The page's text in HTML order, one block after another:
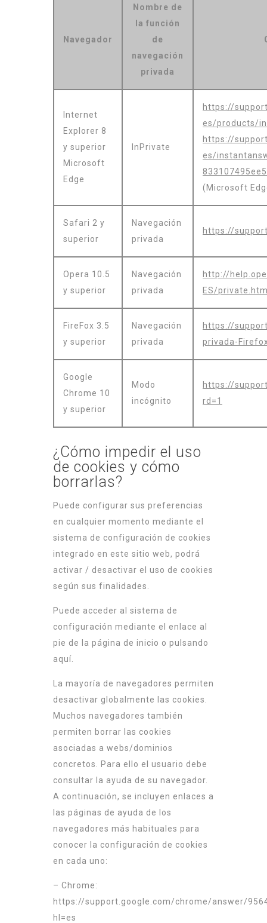
Navegador
Nombre de
la función
de
navegación
privada
Internet
Explorer 8
y superior
Microsoft
Edge
InPrivate
https://
es/products/
https://
es/
(Microsoft
Safari 2 y
superior
Navegación
privada
https://
Opera 10.5
y superior
Navegación
privada
http://
ES/
FireFox 3.5
y superior
Navegación
privada
https://
privada-
Google
Chrome 10
y superior
Modo
incógnito
https://
rd=1
¿Cómo impedir el uso
de cookies y cómo
borrarlas?
Puede configurar sus preferencias
en cualquier momento mediante el
sistema de configuración de cookies
integrado en este sitio web, podrá
activar / desactivar el uso de cookies
según sus finalidades.
Puede acceder al sistema de
configuración mediante el enlace al
pie de la página de inicio o pulsando
aquí.
La mayoría de navegadores permiten
desactivar globalmente las cookies.
Muchos navegadores también
permiten borrar las cookies
asociadas a webs/dominios
concretos. Para ello el usuario debe
consultar la ayuda de su navegador.
A continuación, se incluyen enlaces a
las páginas de ayuda de los
navegadores más habituales para
conocer la configuración de cookies
en cada uno:
– Chrome:
https://support.google.com/chrome/answer/
hl=es